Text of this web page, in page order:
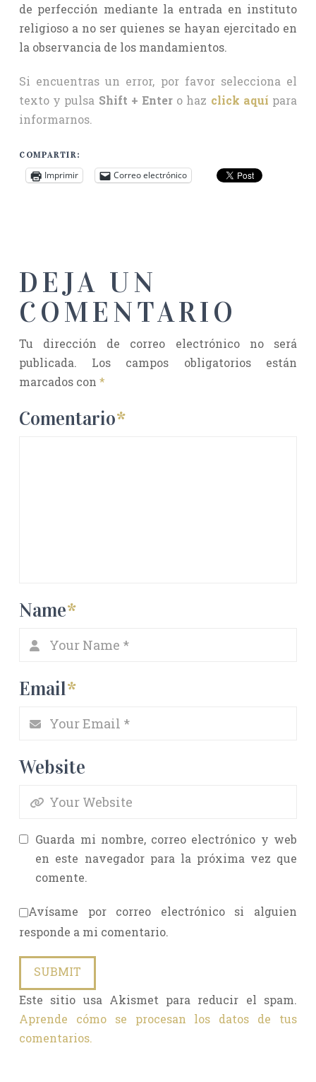
de perfección mediante la entrada en instituto
religioso a no ser quienes se hayan ejercitado en
la observancia de los mandamientos.
Si encuentras un error, por favor selecciona el
texto y pulsa Shift + Enter o haz click aquí para
informarnos.
COMPARTIR:
Imprimir Correo electrónico
DEJA UN
COMENTARIO
Tu dirección de correo electrónico no será
publicada.
Los campos obligatorios están
marcados con *
Comentario*
Name*
Email*
Website
Guarda mi nombre, correo electrónico y web
en este navegador para la próxima vez que
comente.
Avísame por correo electrónico si alguien
responde a mi comentario.
Este sitio usa Akismet para reducir el spam.
Aprende cómo se procesan los datos de tus
comentarios.